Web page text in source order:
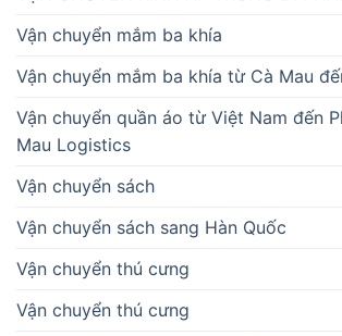
Vận chuyển mắm ba khía
Vận chuyển mắm ba khía từ Cà Mau
Vận chuyển quần áo từ Việt Nam đến
Mau Logistics
Vận chuyển sách
Vận chuyển sách sang Hàn Quốc
Vận chuyển thú cưng
Vận chuyển thú cưng